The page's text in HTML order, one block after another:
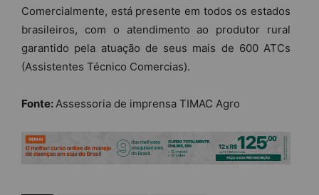
Comercialmente, está presente em todos os estados
brasileiros, com o atendimento ao produtor rural
garantido pela atuação de seus mais de 600 ATCs
(Assistentes Técnico Comercias).
Fonte: Assessoria de imprensa TIMAC Agro